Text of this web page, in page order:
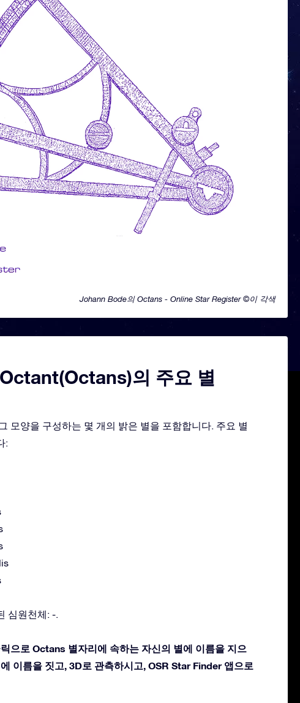
Johann Bode의 Octans - Online Star Register ©이 각색
의 주요 별
모양을 구성하는 몇 개의 밝은 별을 포함합니다. 주요 별
:
심원천체: -.
으로 Octans 별자리에 속하는 자신의 별에 이름을 지으
이름을 짓고, 3D로 관측하시고, OSR Star Finder 앱으로